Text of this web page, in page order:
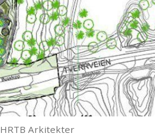
HRTB Arkitekter